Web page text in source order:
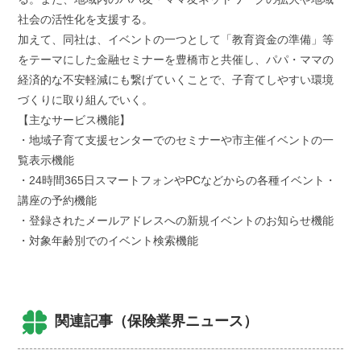
社会の活性化を支援する。
加えて、同社は、イベントの一つとして「教育資金の準備」等
をテーマにした金融セミナーを豊橋市と共催し、パパ・ママの
経済的な不安軽減にも繋げていくことで、子育てしやすい環境
づくりに取り組んでいく。
【主なサービス機能】
・地域子育て支援センターでのセミナーや市主催イベントの一
覧表示機能
・24時間365日スマートフォンやPCなどからの各種イベント・
講座の予約機能
・登録されたメールアドレスへの新規イベントのお知らせ機能
・対象年齢別でのイベント検索機能
関連記事（保険業界ニュース）